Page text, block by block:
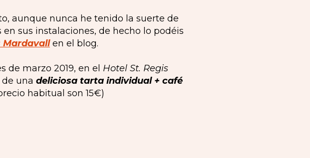
aunque nunca he tenido la suerte de
sus instalaciones, de hecho lo podéis
Mardavallen el blog.
de marzo 2019, en el Hotel St. Regis
una deliciosa tarta individual + café
habitual son 15€)